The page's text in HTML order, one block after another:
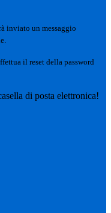
inviato un messaggio
il reset della password
di posta elettronica!